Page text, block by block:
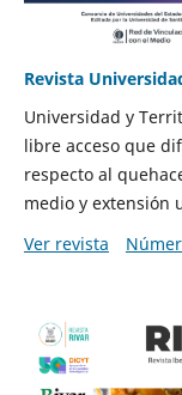
Revista
Universidad y
libre acceso que
respecto al
medio y extensión
Ver revista